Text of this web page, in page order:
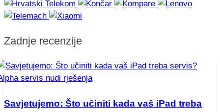
Zadnje recenzije
Savjetujemo: Što učiniti kada vaš iPad treba